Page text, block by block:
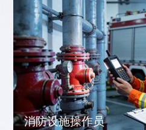
消防设施操作员